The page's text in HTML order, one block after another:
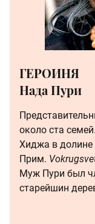
ГЕРОИНЯ
Нада Пури
около ста
Хиджа в долине
Прим.
Муж Пури был
старейшин